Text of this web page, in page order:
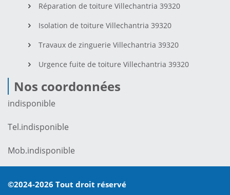
Réparation de toiture Villechantria 39320
Isolation de toiture Villechantria 39320
Travaux de zinguerie Villechantria 39320
Urgence fuite de toiture Villechantria 39320
Nos coordonnées
indisponible
Tel.indisponible
Mob.indisponible
©2024-2026 Tout droit réservé